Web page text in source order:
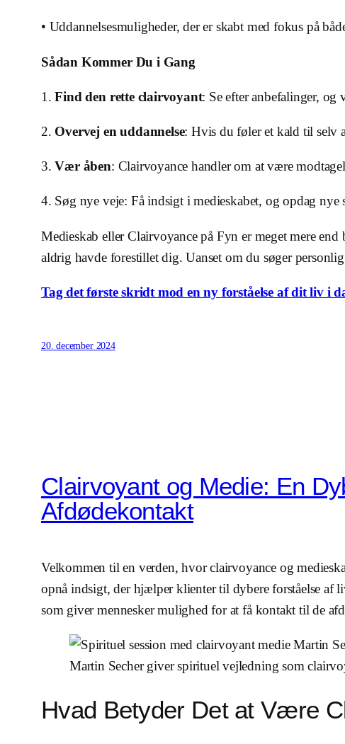
• Uddannelsesmuligheder, der er skabt med fokus på
Sådan Kommer Du i Gang
1.Find den rette clairvoyant: Se efter anbefalinger, og
2. Overvej en uddannelse: Hvis du føler et kald til selv
3.Vær åben: Clairvoyance handler om at være
4. Søg nye veje: Få indsigt i medieskabet, og opdag
Medieskab eller Clairvoyance på Fyn er meget mere
aldrig havde forestillet dig. Uanset om du søger
Tag det første skridt mod en ny forståelse af dit liv i
20. december 2024
Clairvoyant og Medie: En
Afdødekontakt
Velkommen til en verden, hvor clairvoyance og
opnå indsigt, der hjælper klienter til dybere forståelse af
som giver mennesker mulighed for at få kontakt til de
Martin Secher giver spirituel vejledning som
Hvad Betyder Det at Være